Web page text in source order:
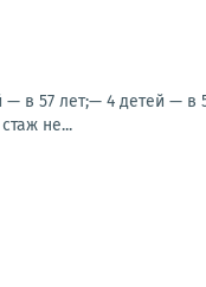
в 57 лет;— 4 детей — в
не...